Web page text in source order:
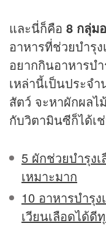
และนี่ก็คือ 8 กลุ่ม
อาหารที่ช่วยบำรุ
อยากกินอาหารบ
เหล่านี้เป็นประจ
สัตว์ จะหาผักผล
กับวิตามินซีก็ได้เ
5 ผักช่วยบำรุง
เหมาะมาก
10 อาหารบำรุ
เวียนเลือดได้ดี